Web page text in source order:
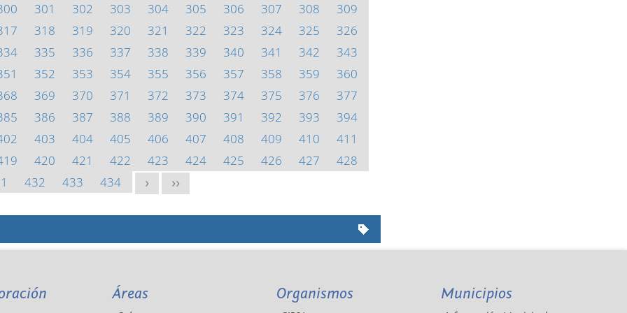
301 302 303 304 305 306 307 308
309
318 319 320 321 322 323 324 325
326
335 336 337 338 339 340 341 342
343
352 353 354 355 356 357 358 359
360
369 370 371 372 373 374 375 376
377
386 387 388 389 390 391 392 393
394
403 404 405 406 407 408 409 410
411
420 421 422 423 424 425 426 427
428
432 433 434 > >>
Áreas Organismos Municipios